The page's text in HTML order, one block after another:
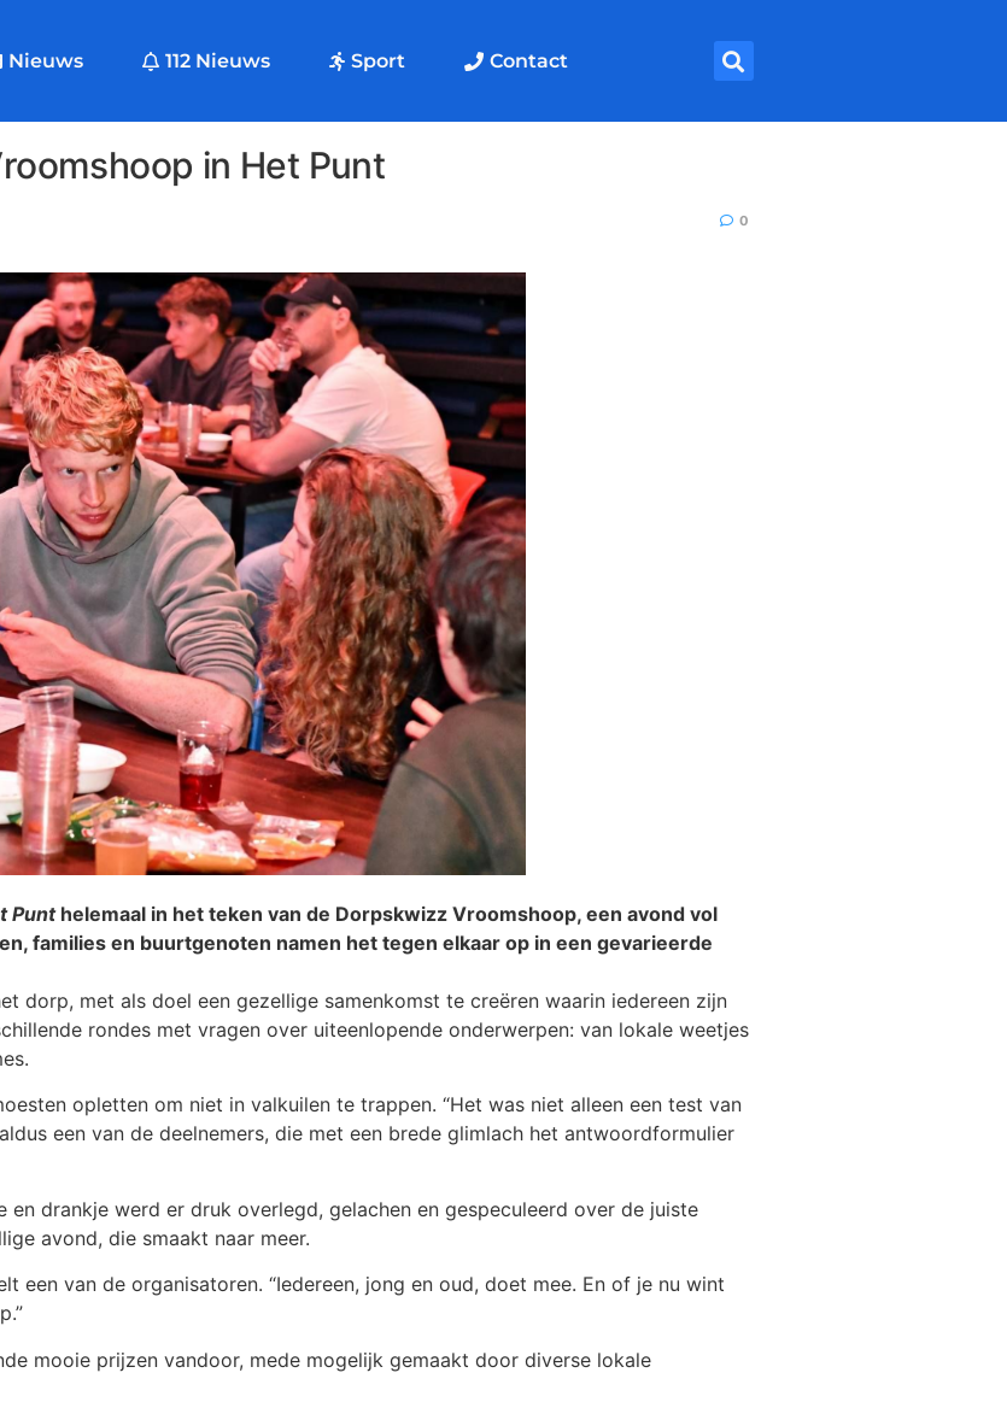
Nieuws 112 Nieuws Sport Contact
in Het Punt
0
Punthelemaal in het teken van de Dorpskwizz Vroomshoop, een avond vol
families en buurtgenoten namen het tegen elkaar op in een gevarieerde
dorp, met als doel een gezellige samenkomst te creëren waarin iedereen zijn
rondes met vragen over uiteenlopende onderwerpen: van lokale weetjes
opletten om niet in valkuilen te trappen. “Het was niet alleen een test van
een van de deelnemers, die met een brede glimlach het antwoordformulier
drankje werd er druk overlegd, gelachen en gespeculeerd over de juiste
avond, die smaakt naar meer.
een van de organisatoren. “Iedereen, jong en oud, doet mee. En of je nu wint
mooie prijzen vandoor, mede mogelijk gemaakt door diverse lokale